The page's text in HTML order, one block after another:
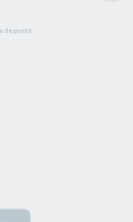
de poste